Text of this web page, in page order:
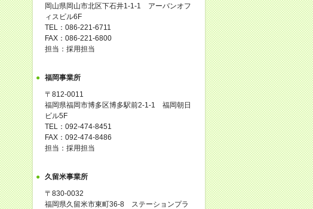
岡山県岡山市北区下石井1-1-1 アーバンオフ
ィスビル6F
TEL：086-221-6711
FAX：086-221-6800
担当：採用担当
福岡事業所
〒812-0011
福岡県福岡市博多区博多駅前2-1-1 福岡朝日
ビル5F
TEL：092-474-8451
FAX：092-474-8486
担当：採用担当
久留米事業所
〒830-0032
福岡県久留米市東町36-8 ステーションプラ